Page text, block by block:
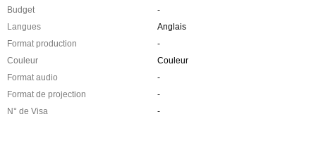
Budget
-
Langues
Anglais
Format production
-
Couleur
Couleur
Format audio
-
Format de projection
-
N° de Visa
-